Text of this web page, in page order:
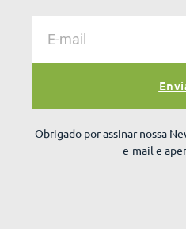
Obrigado por assinar nossa
e-mail e